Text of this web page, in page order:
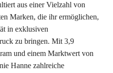
aus einer Vielzahl von
Marken, die ihr ermöglichen,
in exklusiven
zu bringen. Mit 3,9
und einem Marktwert von
Hanne zahlreiche